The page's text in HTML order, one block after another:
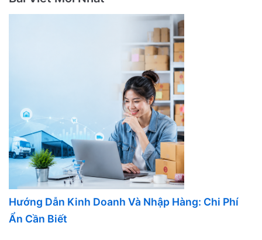
Hướng Dẫn Kinh Doanh Và Nhập Hàng: Chi Phí
Ẩn Cần Biết